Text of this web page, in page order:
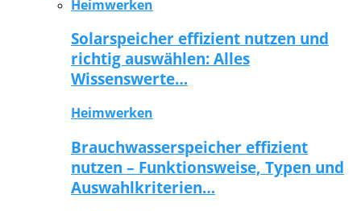
Heimwerken
Solarspeicher effizient nutzen und
richtig auswählen: Alles
Wissenswerte…
Heimwerken
Brauchwasserspeicher effizient
nutzen – Funktionsweise, Typen und
Auswahlkriterien…